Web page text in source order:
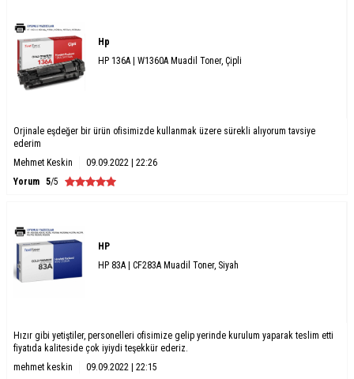
Hp
HP 136A | W1360A Muadil Toner, Çipli
Orjinale eşdeğer bir ürün ofisimizde kullanmak üzere sürekli alıyorum tavsiye
ederim
Mehmet Keskin
09.09.2022 | 22:26
Yorum 5/5
HP
HP 83A | CF283A Muadil Toner, Siyah
Hızır gibi yetiştiler, personelleri ofisimize gelip yerinde kurulum yaparak teslim etti
fiyatıda kaliteside çok iyiydi teşekkür ederiz.
mehmet keskin
09.09.2022 | 22:15